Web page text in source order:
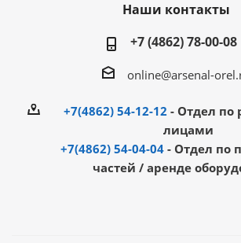
Наши контакты
+7 (4862) 78-00-08
online@arsenal-
+7(4862) 54-12-12 - Отдел по
лицами
+7(4862) 54-04-04 - Отдел по
частей / аренде